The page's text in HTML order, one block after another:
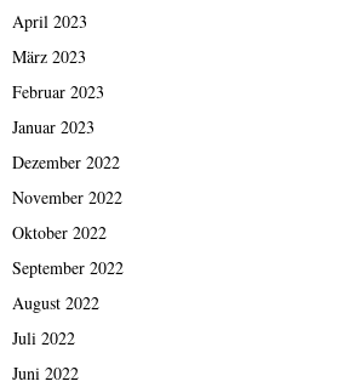
April 2023
März 2023
Februar 2023
Januar 2023
Dezember 2022
November 2022
Oktober 2022
September 2022
August 2022
Juli 2022
Juni 2022